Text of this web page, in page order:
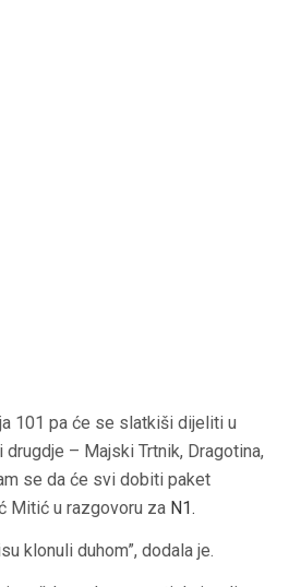
101 pa će se slatkiši dijeliti u
drugdje – Majski Trtnik, Dragotina,
se da će svi dobiti paket
Mitić u razgovoru za N1.
klonuli duhom”, dodala je.